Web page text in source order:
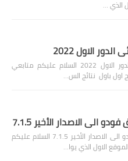
الذي …
الاول 2022
نتائج السادس ابتدائي الدور الاول 2022 السلام عليكم متابعي
اول باول نتائج الس…
الى الاصدار الأخير 7.1.5
تحديث نسخة تطبيق فودو الى الاصدار الأخير 7.1.5 السلام عليكم
الاول الذي يوا…